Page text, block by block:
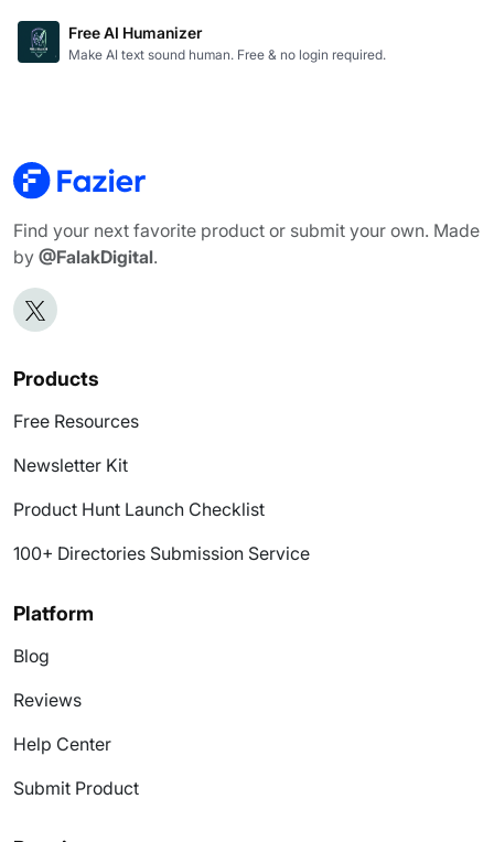
Free AI Humanizer
Make AI text sound human. Free & no login required.
Find your next favorite product or submit your own. Made
by @FalakDigital.
Products
Free Resources
Newsletter Kit
Product Hunt Launch Checklist
100+ Directories Submission Service
Platform
Blog
Reviews
Help Center
Submit Product